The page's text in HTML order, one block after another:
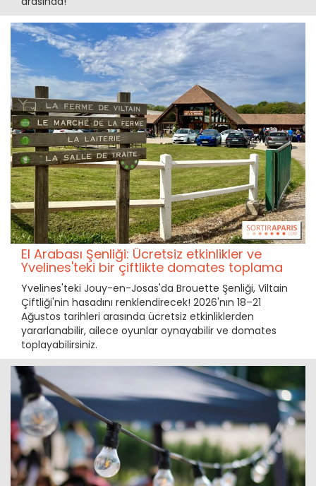
El Arabası Şenliği: Ücretsiz etkinlikler ve
Yvelines'teki bir çiftlikte domates toplama
Yvelines'teki Jouy-en-Josas'da Brouette Şenliği, Viltain
Çiftliği'nin hasadını renklendirecek! 2026'nın 18–21
Ağustos tarihleri arasında ücretsiz etkinliklerden
yararlanabilir, ailece oyunlar oynayabilir ve domates
toplayabilirsiniz.